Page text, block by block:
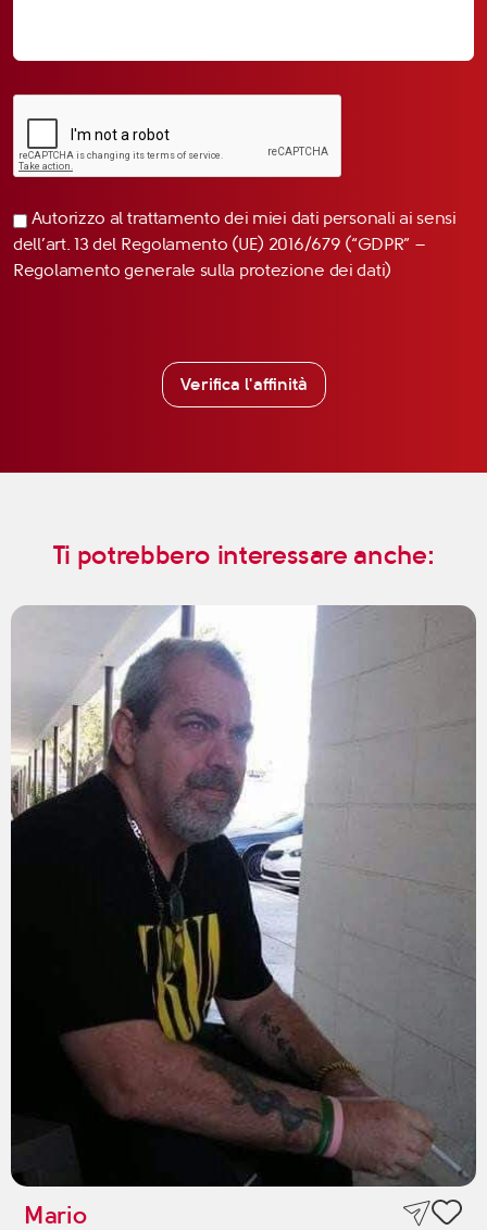
Autorizzo al trattamento dei miei dati personali ai sensi
dell’art. 13 del Regolamento (UE) 2016/679 (“GDPR” –
Regolamento generale sulla protezione dei dati)
Verifica l'affinità
Ti potrebbero interessare anche:
Mario